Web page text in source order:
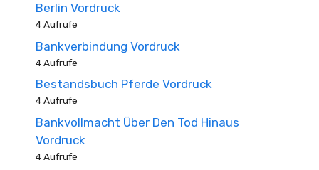
Berlin Vordruck
4 Aufrufe
Bankverbindung Vordruck
4 Aufrufe
Bestandsbuch Pferde Vordruck
4 Aufrufe
Bankvollmacht Über Den Tod Hinaus
Vordruck
4 Aufrufe